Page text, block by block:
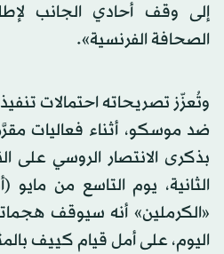
إلى وقف أحادي الجانب
الصحافة الفرنسية».
وتُعزّز تصريحاته احتمالات
ضد موسكو، أثناء فعاليات
بذكرى الانتصار الروسي على
الثانية، يوم التاسع من مايو
«الكرملين» أنه سيوقف
اليوم، على أمل قيام كييف